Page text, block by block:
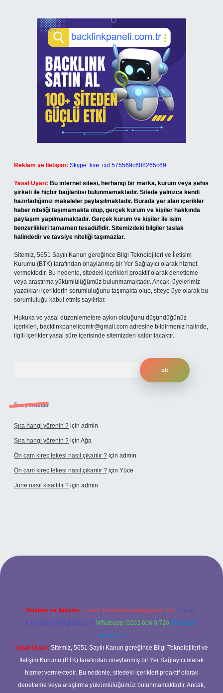
Reklam ve İletişim: Skype: live:.cid.575569c608265c69
Yasal Uyarı: Bu internet sitesi, herhangi bir marka, kurum veya şahıs
şirketi ile hiçbir bağlantısı bulunmamaktadır. Sitede yalnızca kendi
hazırladığımız makaleler paylaşılmaktadır. Burada yer alan içerikler
haber niteliği taşımamakta olup, gerçek kurum ve kişiler hakkında
paylaşım yapılmamaktadır. Gerçek kurum ve kişiler ile isim
benzerlikleri tamamen tesadüfidir. Sitemizdeki bilgiler taslak
halindedir ve tavsiye niteliği taşımazlar.
Sitemiz, 5651 Sayılı Kanun gereğince Bilgi Teknolojileri ve İletişim
Kurumu (BTK) tarafından onaylanmış bir Yer Sağlayıcı olarak hizmet
vermektedir. Bu nedenle, sitedeki içerikleri proaktif olarak denetleme
veya araştırma yükümlülüğümüz bulunmamaktadır. Ancak, üyelerimiz
yazdıkları içeriklerin sorumluluğunu taşımakta olup, siteye üye olarak bu
sorumluluğu kabul etmiş sayılırlar.
Hukuka ve yasal düzenlemelere aykırı olduğunu düşündüğünüz
içerikleri, backlinkpanelicomtr@gmail.com adresine bildirmeniz halinde,
ilgili içerikler yasal süre içerisinde sitemizden kaldırılacaktır.
Son yorumlar
Şıra hangi yörenin ? için admin
Şıra hangi yörenin ? için Ağa
Ön cam kireç lekesi nasıl çıkarılır ? için admin
Ön cam kireç lekesi nasıl çıkarılır ? için Yüce
June nasıl kısaltılır ? için admin
giriş
Reklam ve İletişim: E-mail: backlinkpaneli@gmail.com Teams:
forumhizmeti@gmail.com Whatsapp: 0262 606 0 726 Telegram:
@karabul
Yasal Uyarı: Sitemiz, 5651 Sayılı Kanun gereğince Bilgi Teknolojileri ve
İletişim Kurumu (BTK) tarafından onaylanmış bir Yer Sağlayıcı olarak
hizmet vermektedir. Bu nedenle, sitedeki içerikleri proaktif olarak
denetleme veya araştırma yükümlülüğümüz bulunmamaktadır. Ancak,